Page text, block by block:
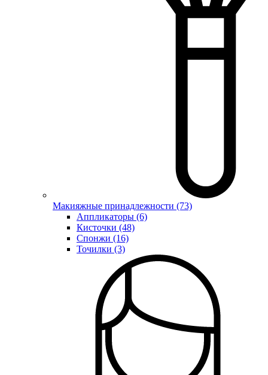
Макияжные принадлежности (73)
Аппликаторы (6)
Кисточки (48)
Спонжи (16)
Точилки (3)